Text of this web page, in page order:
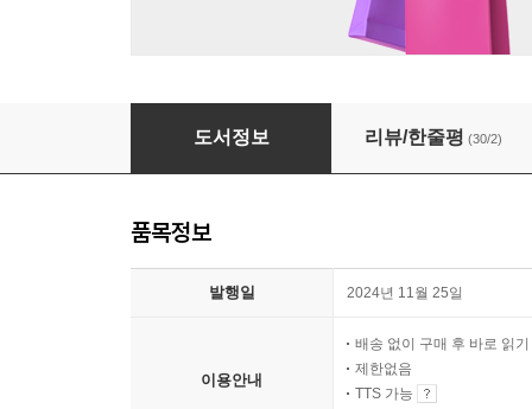
우리 역사에 숨어 있는 양성평등의 씨앗
도서정보 리뷰/한줄평 (30/2)
품목정보
발행일 2024년 11월 25일
이용안내
배송 없이 구매 후 바로 읽기
제한없음
TTS 가능